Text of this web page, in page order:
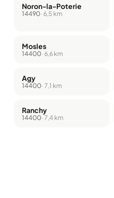
Noron-la-Poterie
14490· 6,5 km
Mosles
14400· 6,6 km
Agy
14400· 7,1 km
Ranchy
14400· 7,4 km